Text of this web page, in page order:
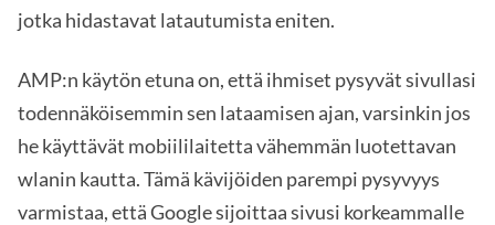
jotka hidastavat latautumista eniten.
AMP:n käytön etuna on, että ihmiset pysyvät sivullasi
todennäköisemmin sen lataamisen ajan, varsinkin jos
he käyttävät mobiililaitetta vähemmän luotettavan
wlanin kautta. Tämä kävijöiden parempi pysyvyys
varmistaa, että Google sijoittaa sivusi korkeammalle